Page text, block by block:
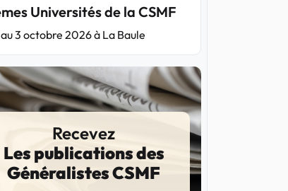
Universités de la CSMF
au 3 octobre 2026 à La Baule
Recevez
Les publications des
Généralistes CSMF